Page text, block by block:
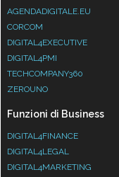
AGENDADIGITALE.EU
CORCOM
DIGITAL4EXECUTIVE
DIGITAL4PMI
TECHCOMPANY360
ZEROUNO
Funzioni di Business
DIGITAL4FINANCE
DIGITAL4LEGAL
DIGITAL4MARKETING